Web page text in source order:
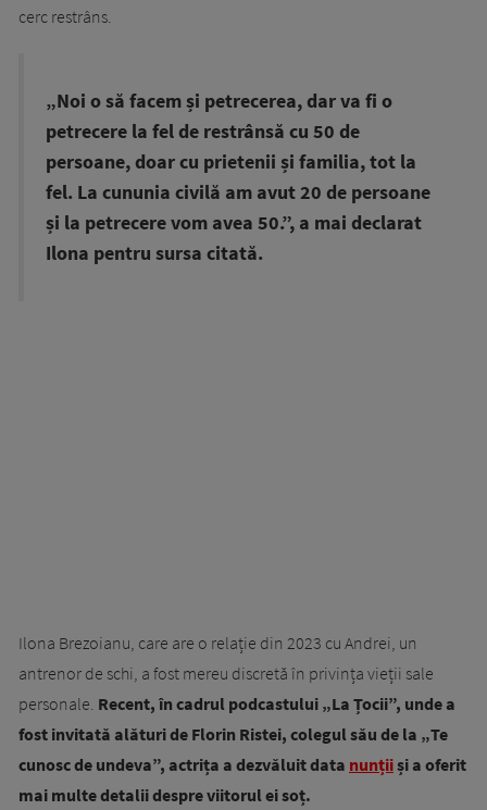
cerc restrâns.
„Noi o să facem și petrecerea, dar va fi o
petrecere la fel de restrânsă cu 50 de
persoane, doar cu prietenii și familia, tot la
fel. La cununia civilă am avut 20 de persoane
și la petrecere vom avea 50.”, a mai declarat
Ilona pentru sursa citată.
Ilona Brezoianu, care are o relație din 2023 cu Andrei, un
antrenor de schi, a fost mereu discretă în privința vieții sale
personale. Recent, în cadrul podcastului „La Țocii”, unde a
fost invitată alături de Florin Ristei, colegul său de la „Te
cunosc de undeva”, actrița a dezvăluit data nunțiiși a oferit
mai multe detalii despre viitorul ei soț.